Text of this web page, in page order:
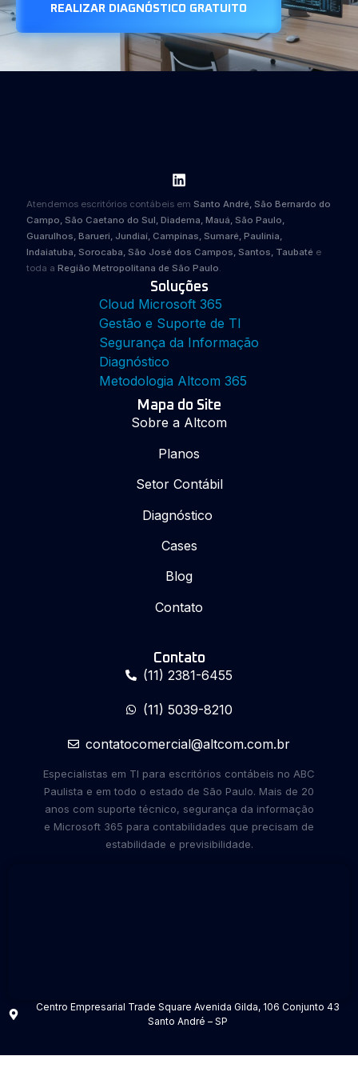
REALIZAR DIAGNÓSTICO GRATUITO
Atendemos escritórios contábeis em Santo André, São Bernardo do
Campo, São Caetano do Sul, Diadema, Mauá, São Paulo,
Guarulhos, Barueri, Jundiaí, Campinas, Sumaré, Paulínia,
Indaiatuba, Sorocaba, São José dos Campos, Santos, Taubaté e
toda a Região Metropolitana de São Paulo.
Soluções
Cloud Microsoft 365
Gestão e Suporte de TI
Segurança da Informação
Diagnóstico
Metodologia Altcom 365
Mapa do Site
Sobre a Altcom
Planos
Setor Contábil
Diagnóstico
Cases
Blog
Contato
Contato
(11) 2381-6455
(11) 5039-8210
contatocomercial@altcom.com.br
Especialistas em TI para escritórios contábeis no ABC
Paulista e em todo o estado de São Paulo. Mais de 20
anos com suporte técnico, segurança da informação
e Microsoft 365 para contabilidades que precisam de
estabilidade e previsibilidade.
Centro Empresarial Trade Square Avenida Gilda, 106 Conjunto 43
Santo André – SP